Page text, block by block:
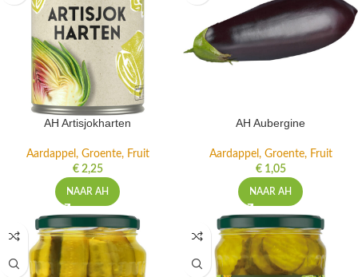
AH Artisjokharten
Aardappel, Groente, Fruit
€2,25
NAAR AH
AH Aubergine
Aardappel, Groente, Fruit
€1,05
NAAR AH